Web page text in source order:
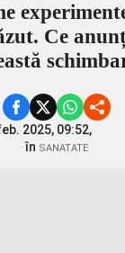
Ce
2025, 09:52,
în SANATATE